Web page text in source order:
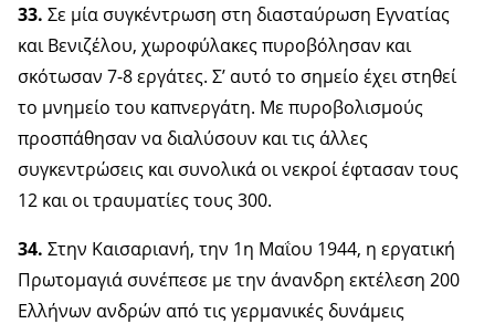
33. Σε μία συγκέντρωση στη διασταύρωση Εγνατίας
και Βενιζέλου, χωροφύλακες πυροβόλησαν και
σκότωσαν 7-8 εργάτες. Σ’ αυτό το σημείο έχει στηθεί
το μνημείο του καπνεργάτη. Με πυροβολισμούς
προσπάθησαν να διαλύσουν και τις άλλες
συγκεντρώσεις και συνολικά οι νεκροί έφτασαν τους
12 και οι τραυματίες τους 300.
34. Στην Καισαριανή, την 1η Μαΐου 1944, η εργατική
Πρωτομαγιά συνέπεσε με την άνανδρη εκτέλεση 200
Ελλήνων ανδρών από τις γερμανικές δυνάμεις